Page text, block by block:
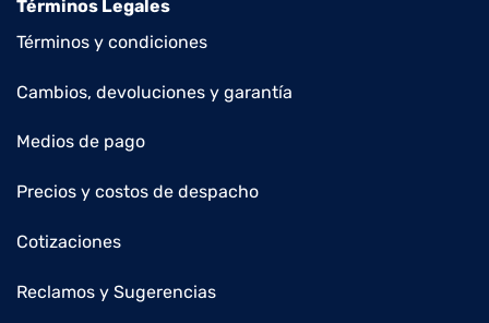
Términos Legales
Términos y condiciones
Cambios, devoluciones y garantía
Medios de pago
Precios y costos de despacho
Cotizaciones
Reclamos y Sugerencias